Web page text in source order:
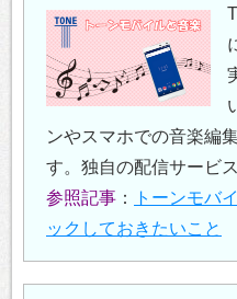
ンやスマホでの音楽編
す。独自の配信サービス
参照記事 ：
トーンモバ
ックしておきたいこと